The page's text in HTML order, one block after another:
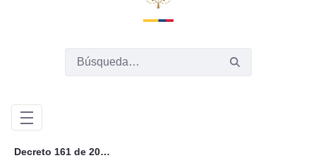
Decreto 161 de 2014